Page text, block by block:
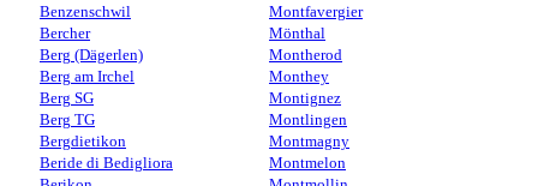
Benzenschwil
Bercher
Berg (Dägerlen)
Berg am Irchel
Berg SG
Berg TG
Bergdietikon
Beride di Bedigliora
Montfavergier
Mönthal
Montherod
Monthey
Montignez
Montlingen
Montmagny
Montmelon